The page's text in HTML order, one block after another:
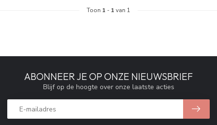
Toon 1 - 1 van 1
ABONNEER JE OP ONZE NIEUWSBRIEF
Blijf op de hoogte over onze laatste acties